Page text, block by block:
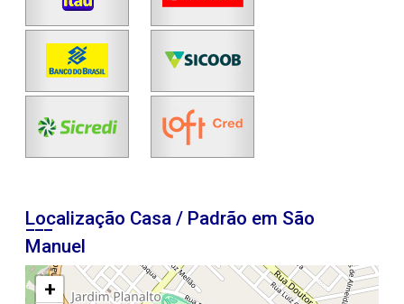
Localização Casa / Padrão em São
Manuel
+